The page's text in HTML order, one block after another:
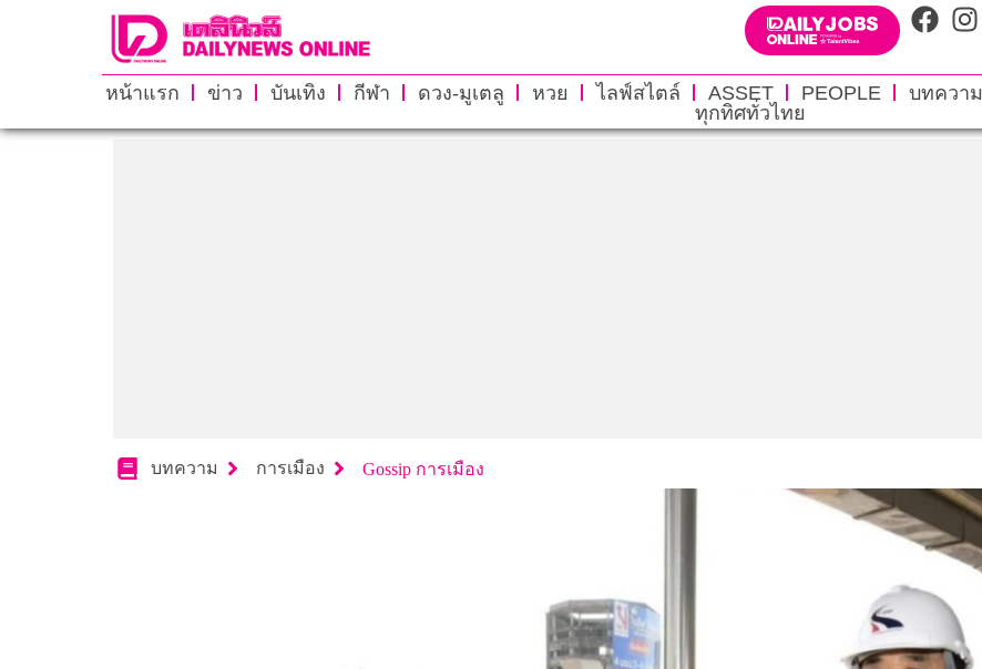
หน้าแรก ข่าว บันเทิง กีฬา ดวง-มูเตลู หวย ไลฟ์สไตล์ ASSET PEOPLE บทความ
ทุกทิศทั่วไทย
บทความ การเมือง Gossip การเมือง